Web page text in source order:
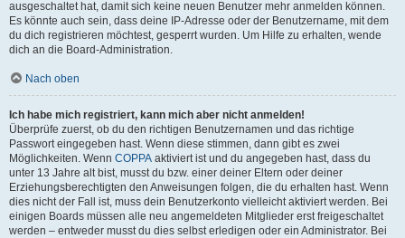
ausgeschaltet hat, damit sich keine neuen Benutzer mehr anmelden können.
Es könnte auch sein, dass deine IP-Adresse oder der Benutzername, mit dem
du dich registrieren möchtest, gesperrt wurden. Um Hilfe zu erhalten, wende
dich an die Board-Administration.
Nach oben
Ich habe mich registriert, kann mich aber nicht anmelden!
Überprüfe zuerst, ob du den richtigen Benutzernamen und das richtige
Passwort eingegeben hast. Wenn diese stimmen, dann gibt es zwei
Möglichkeiten. Wenn COPPA aktiviert ist und du angegeben hast, dass du
unter 13 Jahre alt bist, musst du bzw. einer deiner Eltern oder deiner
Erziehungsberechtigten den Anweisungen folgen, die du erhalten hast. Wenn
dies nicht der Fall ist, muss dein Benutzerkonto vielleicht aktiviert werden. Bei
einigen Boards müssen alle neu angemeldeten Mitglieder erst freigeschaltet
werden – entweder musst du dies selbst erledigen oder ein Administrator. Bei